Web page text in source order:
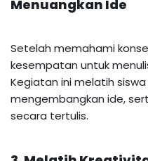
Menuangkan Ide
Setelah memahami
kesempatan untuk
Kegiatan ini melatih
mengembangkan ide,
secara tertulis.